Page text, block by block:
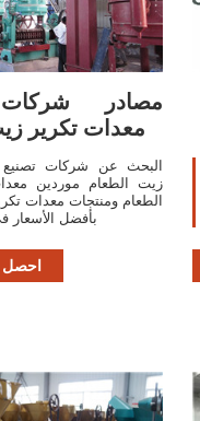
مصادر
معدات تكرير
البحث عن شركات تصنيع
زيت الطعام موردين
الطعام ومنتجات معدات
بأفضل الأسعار
احصل